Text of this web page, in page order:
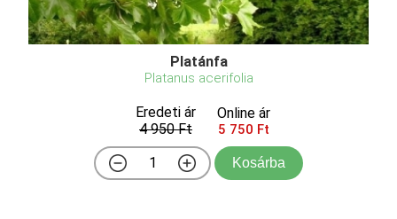
Platánfa
Platanus acerifolia
Eredeti ár
4 950 Ft
Online ár
5 750 Ft
Kosárba